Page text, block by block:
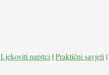
Ljekoviti napitci | Praktični savjeti |